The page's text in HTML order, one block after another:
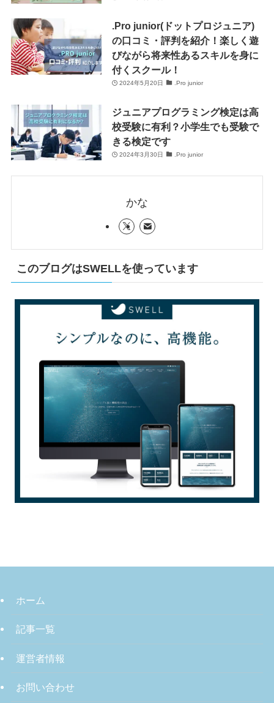
.Pro junior(ドットプロジュニア)
の口コミ・評判を紹介！楽しく遊
びながら将来性あるスキルを身に
付くスクール！
2024年5月20日 .Pro junior
ジュニアプログラミング検定は高
校受験に有利？小学生でも受験で
きる検定です
2024年3月30日 .Pro junior
かな
このブログはSWELLを使っています
ホーム
記事一覧
運営者情報
お問い合わせ